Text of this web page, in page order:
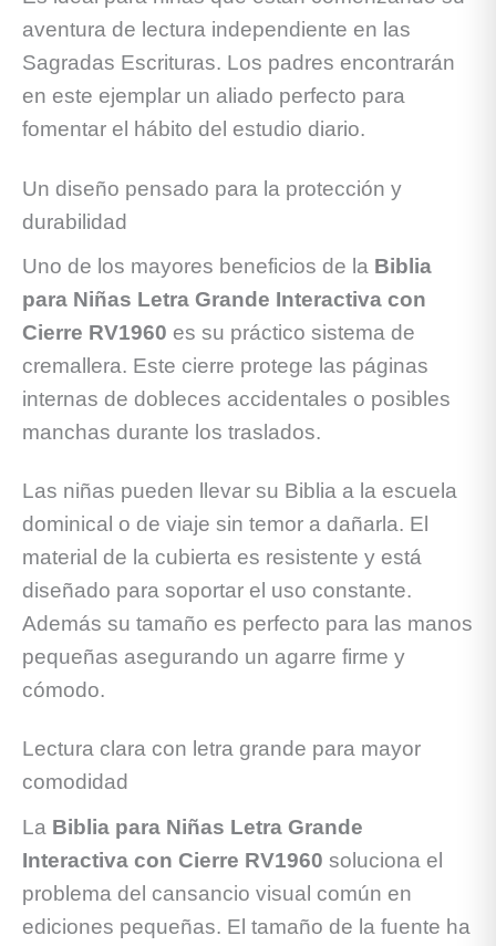
aventura de lectura independiente en las
Sagradas Escrituras. Los padres encontrarán
en este ejemplar un aliado perfecto para
fomentar el hábito del estudio diario.
Un diseño pensado para la protección y
durabilidad
Uno de los mayores beneficios de la Biblia
para Niñas Letra Grande Interactiva con
Cierre RV1960 es su práctico sistema de
cremallera. Este cierre protege las páginas
internas de dobleces accidentales o posibles
manchas durante los traslados.
Las niñas pueden llevar su Biblia a la escuela
dominical o de viaje sin temor a dañarla. El
material de la cubierta es resistente y está
diseñado para soportar el uso constante.
Además su tamaño es perfecto para las manos
pequeñas asegurando un agarre firme y
cómodo.
Lectura clara con letra grande para mayor
comodidad
La Biblia para Niñas Letra Grande
Interactiva con Cierre RV1960 soluciona el
problema del cansancio visual común en
ediciones pequeñas. El tamaño de la fuente ha